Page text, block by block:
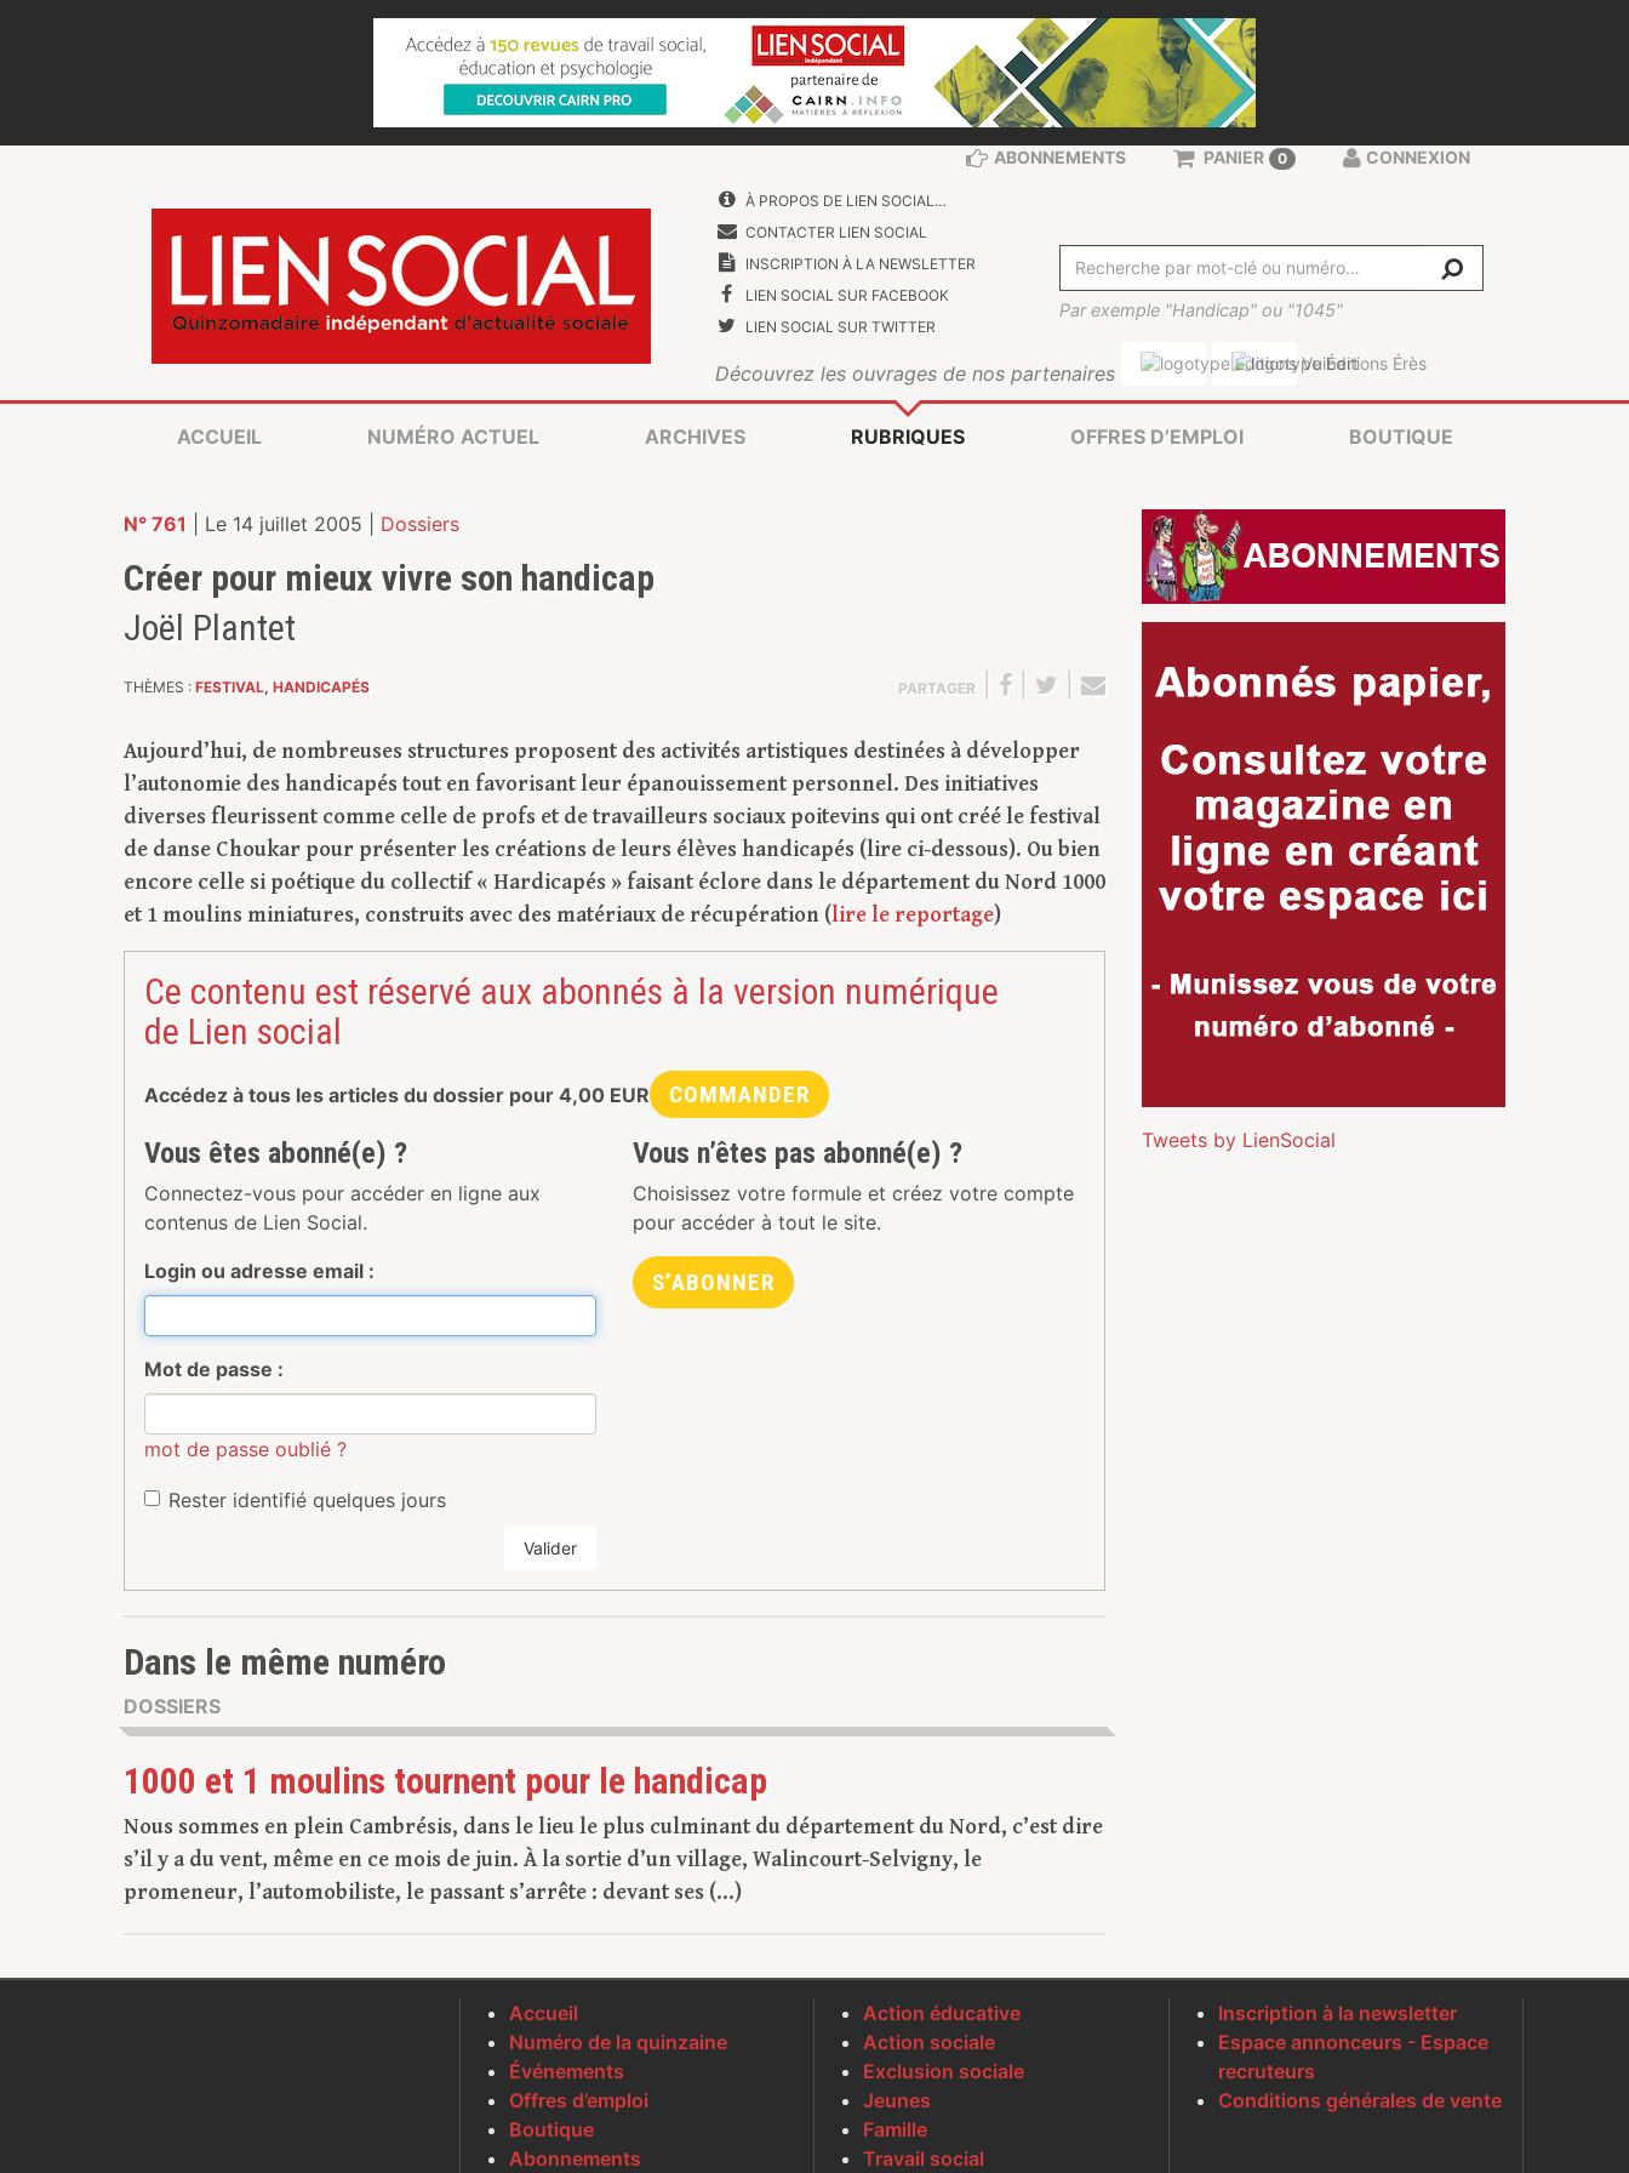
À PROPOS DE LIEN SOCIAL…
CONTACTER LIEN SOCIAL
INSCRIPTION À LA NEWSLETTER
LIEN SOCIAL SUR FACEBOOK
LIEN SOCIAL SUR TWITTER
Par exemple "Handicap" ou "1045"
Découvrez les ouvrages de nos partenaires
ABONNEMENTS PANIER 0 CONNEXION
ACCUEIL NUMÉRO ACTUEL ARCHIVES RUBRIQUES OFFRES D’EMPLOI BOUTIQUE
N° 761 | Le 14 juillet 2005 | Dossiers
Créer pour mieux vivre son handicap
Joël Plantet
THÈMES : FESTIVAL, HANDICAPÉS PARTAGER
Aujourd’hui, de nombreuses structures proposent des activités artistiques destinées à développer
l’autonomie des handicapés tout en favorisant leur épanouissement personnel. Des initiatives
diverses fleurissent comme celle de profs et de travailleurs sociaux poitevins qui ont créé le festival
de danse Choukar pour présenter les créations de leurs élèves handicapés (lire ci-dessous). Ou bien
encore celle si poétique du collectif « Hardicapés » faisant éclore dans le département du Nord 1000
et 1 moulins miniatures, construits avec des matériaux de récupération (lire le reportage)
Ce contenu est réservé aux abonnés à la version numérique
de Lien social
Accédez à tous les articles du dossier pour 4,00 EUR COMMANDER
Vous êtes abonné(e) ?
Connectez-vous pour accéder en ligne aux
contenus de Lien Social.
Login ou adresse email :
Mot de passe :
mot de passe oublié ?
Rester identifié quelques jours
Valider
Vous n’êtes pas abonné(e) ?
Choisissez votre formule et créez votre compte
pour accéder à tout le site.
S’ABONNER
Dans le même numéro
DOSSIERS
1000 et 1 moulins tournent pour le handicap
Nous sommes en plein Cambrésis, dans le lieu le plus culminant du département du Nord, c’est dire
s’il y a du vent, même en ce mois de juin. À la sortie d’un village, Walincourt-Selvigny, le
promeneur, l’automobiliste, le passant s’arrête : devant ses (...)
Tweets by LienSocial
Accueil
Numéro de la quinzaine
Événements
Offres d’emploi
Boutique
Abonnements
Action éducative
Action sociale
Exclusion sociale
Jeunes
Famille
Travail social
Inscription à la newsletter
Espace annonceurs - Espace
recruteurs
Conditions générales de vente